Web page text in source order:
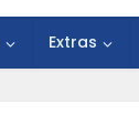
Extras